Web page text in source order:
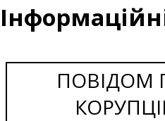
ПОВІДОМ